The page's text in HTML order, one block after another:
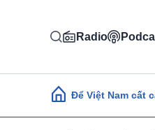
Radio
Main Để Việt Nam cất